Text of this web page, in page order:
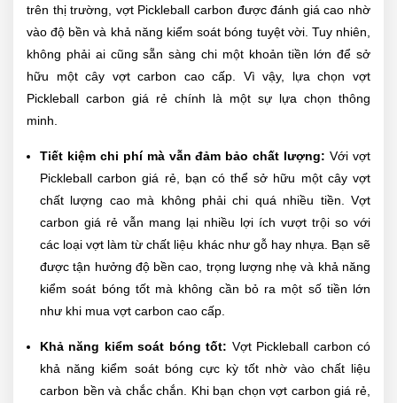
trên thị trường, vợt Pickleball carbon được đánh giá cao nhờ
vào độ bền và khả năng kiểm soát bóng tuyệt vời. Tuy nhiên,
không phải ai cũng sẵn sàng chi một khoản tiền lớn để sở
hữu một cây vợt carbon cao cấp. Vì vậy, lựa chọn vợt
Pickleball carbon giá rẻ chính là một sự lựa chọn thông
minh.
Tiết kiệm chi phí mà vẫn đảm bảo chất lượng:Với vợt
Pickleball carbon giá rẻ, bạn có thể sở hữu một cây vợt
chất lượng cao mà không phải chi quá nhiều tiền. Vợt
carbon giá rẻ vẫn mang lại nhiều lợi ích vượt trội so với
các loại vợt làm từ chất liệu khác như gỗ hay nhựa. Bạn sẽ
được tận hưởng độ bền cao, trọng lượng nhẹ và khả năng
kiểm soát bóng tốt mà không cần bỏ ra một số tiền lớn
như khi mua vợt carbon cao cấp.
Khả năng kiểm soát bóng tốt: Vợt Pickleball carbon có
khả năng kiểm soát bóng cực kỳ tốt nhờ vào chất liệu
carbon bền và chắc chắn. Khi bạn chọn vợt carbon giá rẻ,